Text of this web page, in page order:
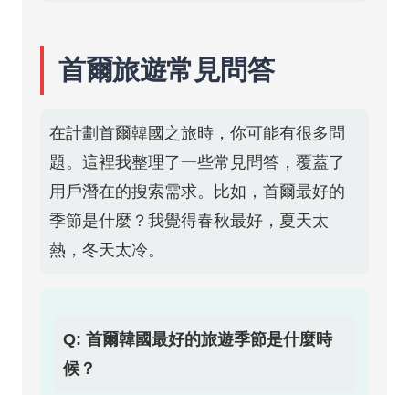
首爾旅遊常見問答
在計劃首爾韓國之旅時，你可能有很多問
題。這裡我整理了一些常見問答，覆蓋了
用戶潛在的搜索需求。比如，首爾最好的
季節是什麼？我覺得春秋最好，夏天太
熱，冬天太冷。
Q: 首爾韓國最好的旅遊季節是什麼時
候？